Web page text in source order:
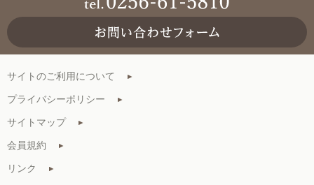
サイトのご利用について
プライバシーポリシー
サイトマップ
会員規約
リンク